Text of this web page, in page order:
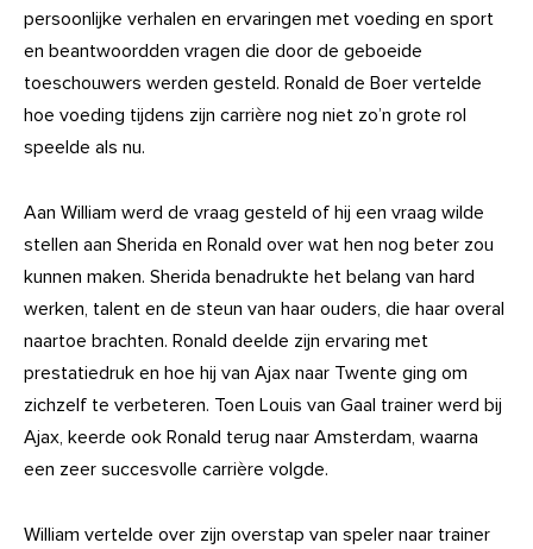
persoonlijke verhalen en ervaringen met voeding en sport
en beantwoordden vragen die door de geboeide
toeschouwers werden gesteld. Ronald de Boer vertelde
hoe voeding tijdens zijn carrière nog niet zo’n grote rol
speelde als nu.
Aan William werd de vraag gesteld of hij een vraag wilde
stellen aan Sherida en Ronald over wat hen nog beter zou
kunnen maken. Sherida benadrukte het belang van hard
werken, talent en de steun van haar ouders, die haar overal
naartoe brachten. Ronald deelde zijn ervaring met
prestatiedruk en hoe hij van Ajax naar Twente ging om
zichzelf te verbeteren. Toen Louis van Gaal trainer werd bij
Ajax, keerde ook Ronald terug naar Amsterdam, waarna
een zeer succesvolle carrière volgde.
William vertelde over zijn overstap van speler naar trainer